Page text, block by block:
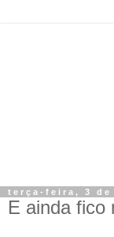
terça-feira, 3 de
E ainda fico